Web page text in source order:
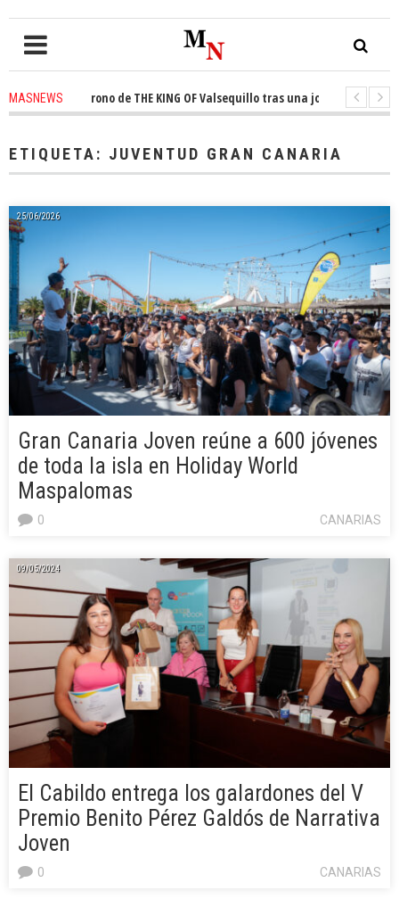
MASNEWS
el trono de THE KING OF Valsequillo tras una jornada de baloncesto
ETIQUETA: JUVENTUD GRAN CANARIA
25/06/2026
Gran Canaria Joven reúne a 600 jóvenes
de toda la isla en Holiday World
Maspalomas
CANARIAS
0
09/05/2024
El Cabildo entrega los galardones del V
Premio Benito Pérez Galdós de Narrativa
Joven
CANARIAS
0